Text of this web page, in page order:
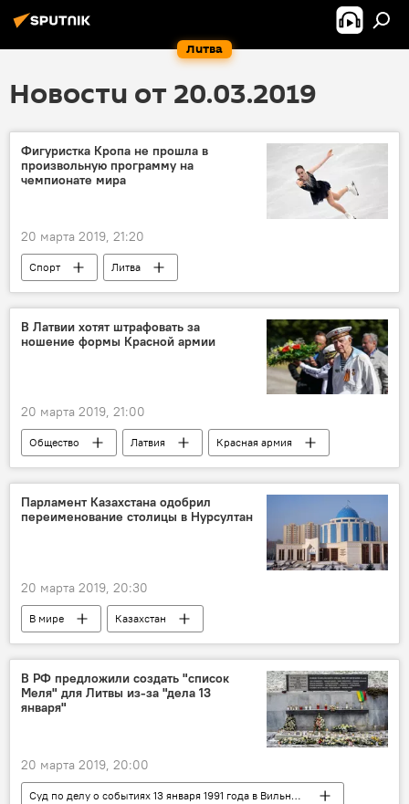
Литва
Новости от 20.03.2019
Фигуристка Кропа не прошла в
произвольную программу на
чемпионате мира
20 марта 2019, 21:20
Спорт Литва
В Латвии хотят штрафовать за
ношение формы Красной армии
20 марта 2019, 21:00
Общество Латвия
Красная армия
советские военные
Парламент Казахстана одобрил
переименование столицы в Нурсултан
20 марта 2019, 20:30
В мире
Казахстан
Нурсултан Назарбаев
В РФ предложили создать "список
Меля" для Литвы из-за "дела 13
января"
20 марта 2019, 20:00
Суд по делу о событиях 13 января 1991 года в Вильнюсе